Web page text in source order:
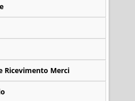
Ricevimento Merci